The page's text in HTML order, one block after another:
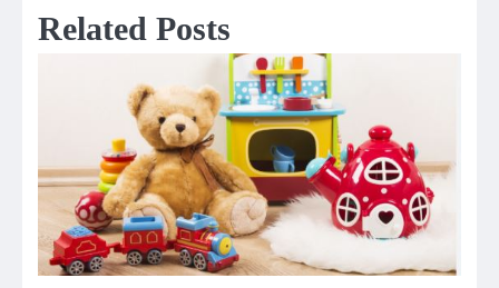
Related Posts